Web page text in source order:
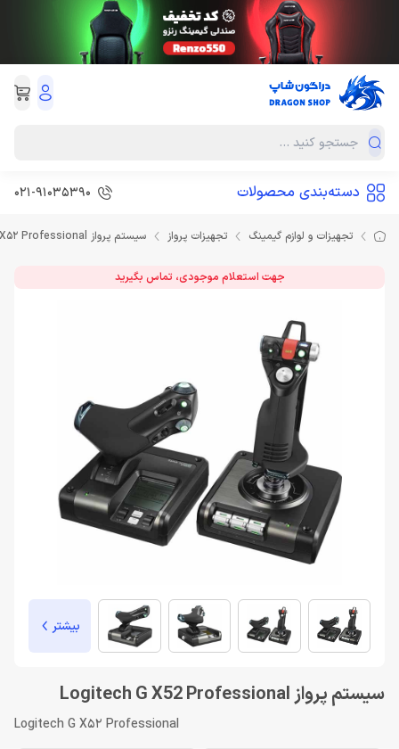
دسته‌بندی محصولات 021-91035390
تجهیزات و لوازم گیمینگ تجهیزات پرواز سیستم پرواز Logitech G X52 Professional
جهت استعلام موجودی، تماس بگیرید
بیشتر
سیستم پرواز Logitech G X52 Professional
Logitech G X52 Professional